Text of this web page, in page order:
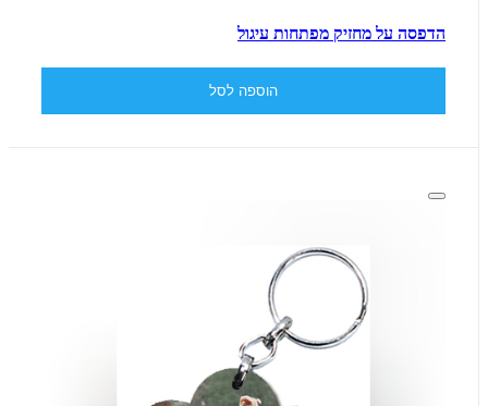
הדפסה על מחזיק מפתחות עיגול
הוספה לסל